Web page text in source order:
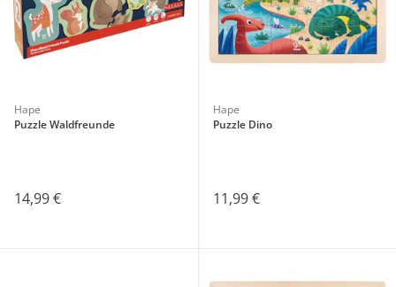
Hape
Puzzle Waldfreunde
14,99 €
Hape
Puzzle Dino
11,99 €